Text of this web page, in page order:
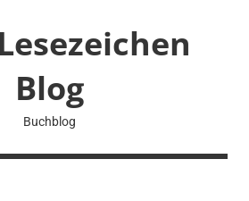
Blog
Buchblog